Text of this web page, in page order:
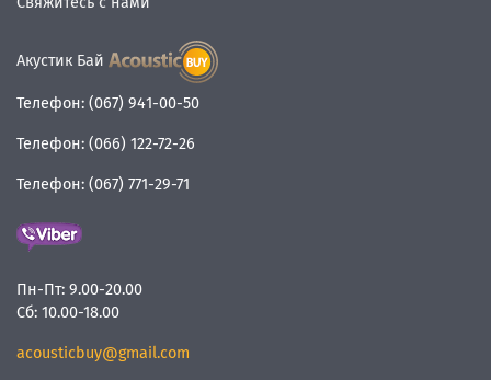
Акустик Бай
Телефон: (067) 941-00-50
Телефон: (066) 122-72-26
Телефон: (067) 771-29-71
Пн-Пт: 9.00-20.00
Сб: 10.00-18.00
acousticbuy@gmail.com